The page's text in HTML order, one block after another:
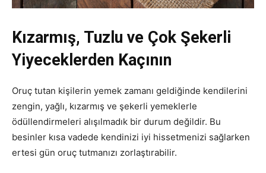
Kızarmış, Tuzlu ve Çok Şekerli
Yiyeceklerden Kaçının
Oruç tutan kişilerin yemek zamanı geldiğinde kendilerini
zengin, yağlı, kızarmış ve şekerli yemeklerle
ödüllendirmeleri alışılmadık bir durum değildir. Bu
besinler kısa vadede kendinizi iyi hissetmenizi sağlarken
ertesi gün oruç tutmanızı zorlaştırabilir.